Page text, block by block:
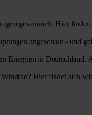
gesammelt. Hier
angeschaut - und
Energien in
Hier findet sich